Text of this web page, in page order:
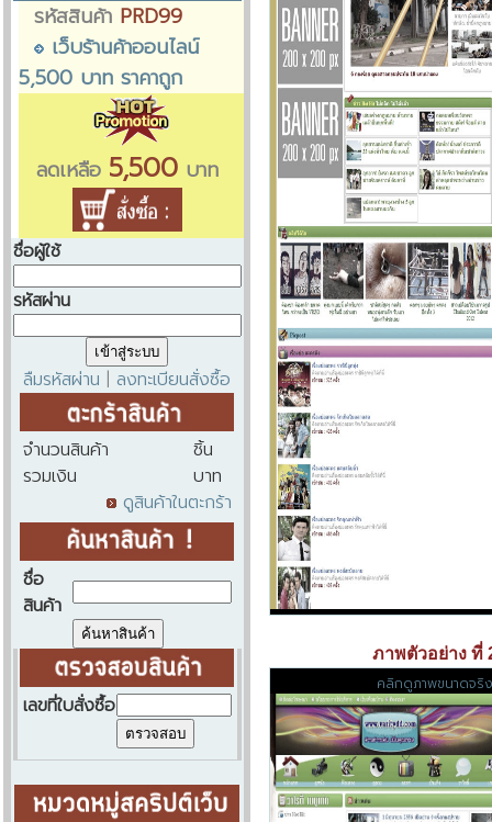
รหัสสินค้า PRD99
เว็บร้านค้าออนไลน์
5,500 บาท ราคาถูก
ลดเหลือ 5,500บาท
ชื่อผู้ใช้
รหัสผ่าน
ลืมรหัสผ่าน ลงทะเบียนสั่งซื้อ
จำนวนสินค้า
ชิ้น
รวมเงิน
บาท
ดูสินค้าในตะกร้า
ชื่อ
สินค้า
เลขที่ใบสั่งซื้อ
ภาพตัวอย่าง ที่
คลิกดูภาพขนาดจริง